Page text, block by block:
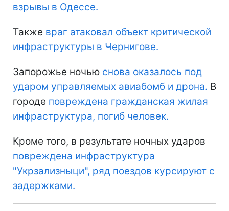
взрывы в Одессе.
Также враг атаковал объект критической
инфраструктуры в Чернигове.
Запорожье ночью снова оказалось под
ударом управляемых авиабомб и дрона. В
городе повреждена гражданская жилая
инфраструктура, погиб человек.
Кроме того, в результате ночных ударов
повреждена инфраструктура
"Укрзализныци", ряд поездов курсируют с
задержками.